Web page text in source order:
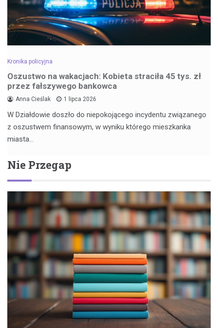
Kronika policyjna
Oszustwo na wakacjach: Kobieta straciła 45 tys. zł
przez fałszywego bankowca
Anna Cieślak 1 lipca 2026
W Działdowie doszło do niepokojącego incydentu związanego
z oszustwem finansowym, w wyniku którego mieszkanka
miasta…
Nie Przegap